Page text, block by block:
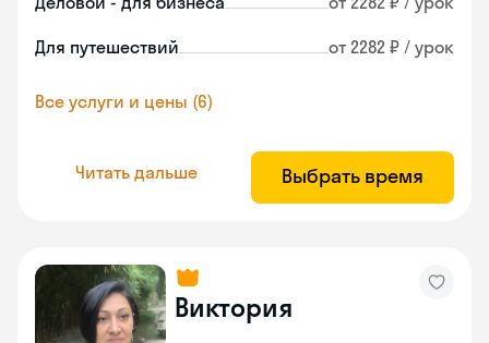
Для путешествий от 2282 ₽ / урок
Все услуги и цены (6)
Читать дальше Выбрать время
Виктория